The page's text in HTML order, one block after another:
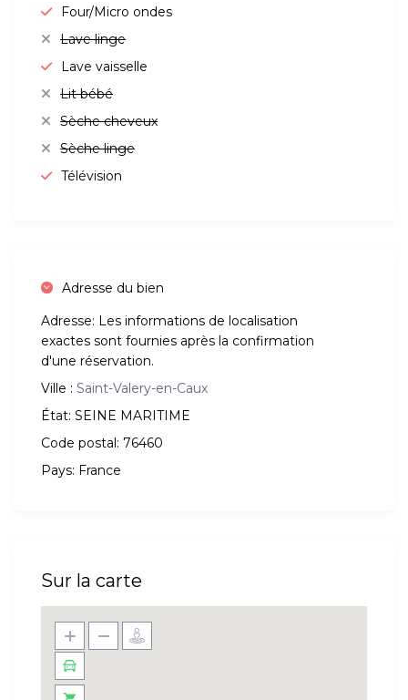
Four/Micro ondes
Lave linge
Lave vaisselle
Lit bébé
Sèche cheveux
Sèche linge
Télévision
Adresse du bien
Adresse: Les informations de localisation
exactes sont fournies après la confirmation
d'une réservation.
Ville : Saint-Valery-en-Caux
État: SEINE MARITIME
Code postal: 76460
Pays: France
Sur la carte